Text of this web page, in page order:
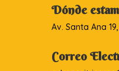
Dónde
Av. Santa Ana
Correo